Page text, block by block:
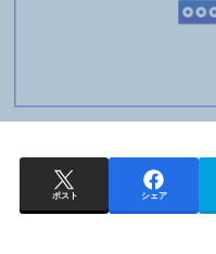
ポスト シェア